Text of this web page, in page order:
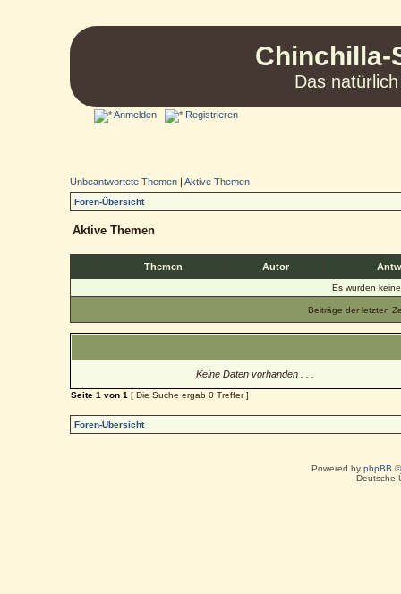
Chinchilla-
Das
Anmelden Registrieren
Unbeantwortete Themen |Aktive Themen
Foren-Übersicht
Aktive Themen
Themen Autor
Es wurden
Beiträge der letzten
Keine Daten vorhanden . . .
Seite1 von1 [ Die Suche ergab 0 Treffer ]
Foren-Übersicht
Powered by phpBB
Deutsche